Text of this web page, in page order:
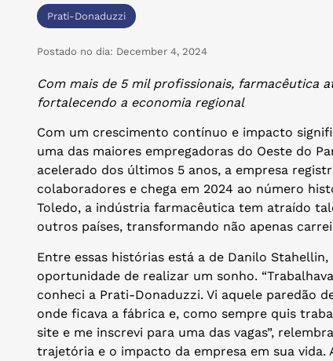
Prati-Donaduzzi
Postado no dia: December 4, 2024
Com mais de 5 mil profissionais, farmacêutica
fortalecendo a economia regional
Com um crescimento contínuo e impacto
uma das maiores empregadoras do Oeste do
acelerado dos últimos 5 anos, a empresa
colaboradores e chega em 2024 ao número
Toledo, a indústria farmacêutica tem atraído
outros países, transformando não apenas
Entre essas histórias está a de Danilo
oportunidade de realizar um sonho.
conheci a Prati-Donaduzzi. Vi aquele paredão
onde ficava a fábrica e, como sempre quis
site e me inscrevi para uma das vagas”,
trajetória e o impacto da empresa em sua